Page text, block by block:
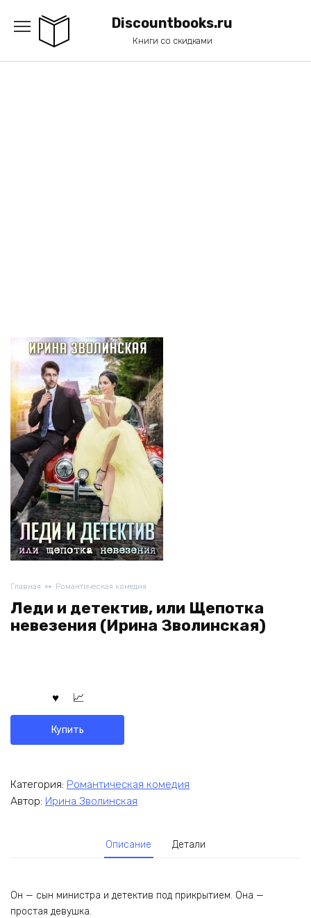
содержанию
Discountbooks.ru
Книги со скидками
Главная Романтическая комедия
Леди и детектив, или Щепотка
невезения (Ирина Зволинская)
Купить
Категория: Романтическая комедия
Автор: Ирина Зволинская
Описание Детали
Он — сын министра и детектив под прикрытием. Она —
простая девушка.